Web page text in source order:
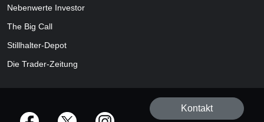
Nebenwerte Investor
The Big Call
Stillhalter-Depot
Die Trader-Zeitung
offizielle Social Media-Accounts
Kontakt